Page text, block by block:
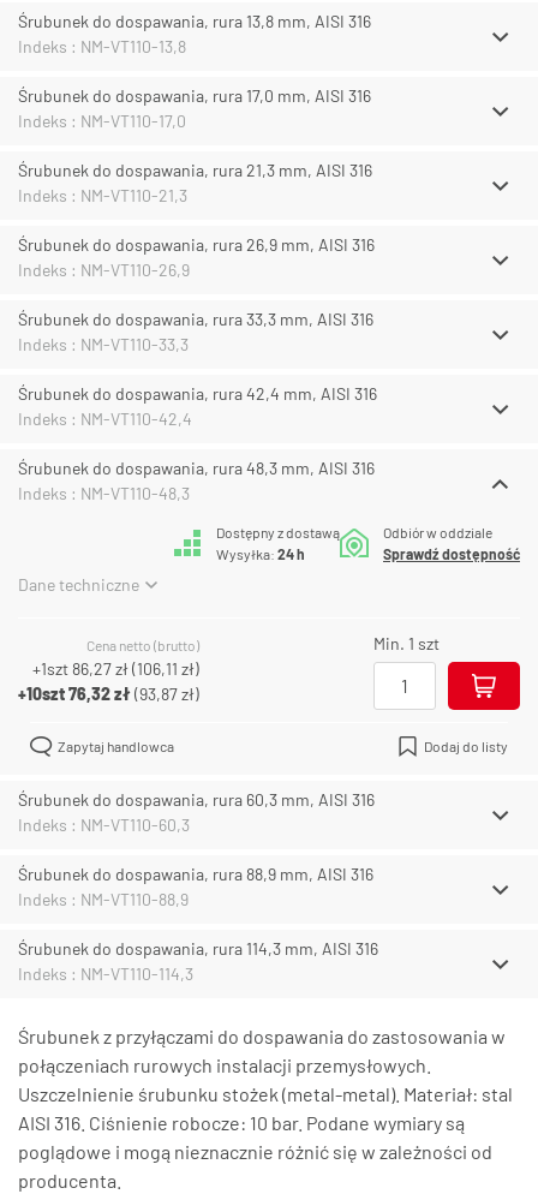
Śrubunek do dospawania, rura 13,8 mm, AISI 316
Indeks : NM-VT110-13,8
Śrubunek do dospawania, rura 17,0 mm, AISI 316
Indeks : NM-VT110-17,0
Śrubunek do dospawania, rura 21,3 mm, AISI 316
Indeks : NM-VT110-21,3
Śrubunek do dospawania, rura 26,9 mm, AISI 316
Indeks : NM-VT110-26,9
Śrubunek do dospawania, rura 33,3 mm, AISI 316
Indeks : NM-VT110-33,3
Śrubunek do dospawania, rura 42,4 mm, AISI 316
Indeks : NM-VT110-42,4
Śrubunek do dospawania, rura 48,3 mm, AISI 316
Indeks : NM-VT110-48,3
Dostępny z dostawą
Wysyłka: 24 h
Odbiór w oddziale
Sprawdź dostępność
Dane techniczne
Cena netto (brutto)
+1szt 86,27 zł(106,11 zł)
+10szt76,32 zł(93,87 zł)
Min. 1 szt
Zapytaj handlowca Dodaj do listy
Śrubunek do dospawania, rura 60,3 mm, AISI 316
Indeks : NM-VT110-60,3
Śrubunek do dospawania, rura 88,9 mm, AISI 316
Indeks : NM-VT110-88,9
Śrubunek do dospawania, rura 114,3 mm, AISI 316
Indeks : NM-VT110-114,3
Śrubunek z przyłączami do dospawania do zastosowania w
połączeniach rurowych instalacji przemysłowych.
Uszczelnienie śrubunku stożek (metal-metal). Materiał: stal
AISI 316. Ciśnienie robocze: 10 bar. Podane wymiary są
poglądowe i mogą nieznacznie różnić się w zależności od
producenta.